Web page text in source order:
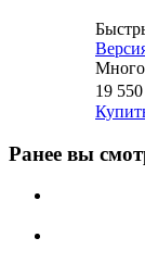
Много
19 550
Ранее вы